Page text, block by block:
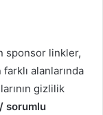
sponsor linkler,
alanlarında
gizlilik
sorumlu